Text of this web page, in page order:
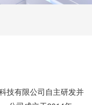
技有限公司自主研发并